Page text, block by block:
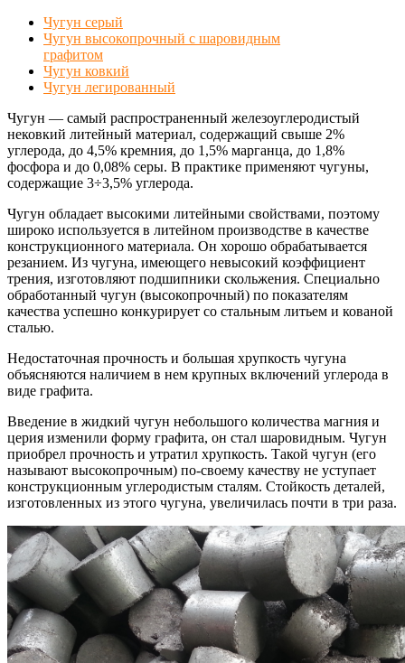
Чугун серый
Чугун высокопрочный с шаровидным
графитом
Чугун ковкий
Чугун легированный
Чугун — самый распространенный железоуглеродистый
нековкий литейный материал, содержащий свыше 2%
углерода, до 4,5% кремния, до 1,5% марганца, до 1,8%
фосфора и до 0,08% серы. В практике применяют чугуны,
содержащие 3÷3,5% углерода.
Чугун обладает высокими литейными свойствами, поэтому
широко используется в литейном производстве в качестве
конструкционного материала. Он хорошо обрабатывается
резанием. Из чугуна, имеющего невысокий коэффициент
трения, изготовляют подшипники скольжения. Специально
обработанный чугун (высокопрочный) по показателям
качества успешно конкурирует со стальным литьем и кованой
сталью.
Недостаточная прочность и большая хрупкость чугуна
объясняются наличием в нем крупных включений углерода в
виде графита.
Введение в жидкий чугун небольшого количества магния и
церия изменили форму графита, он стал шаровидным. Чугун
приобрел прочность и утратил хрупкость. Такой чугун (его
называют высокопрочным) по-своему качеству не уступает
конструкционным углеродистым сталям. Стойкость деталей,
изготовленных из этого чугуна, увеличилась почти в три раза.